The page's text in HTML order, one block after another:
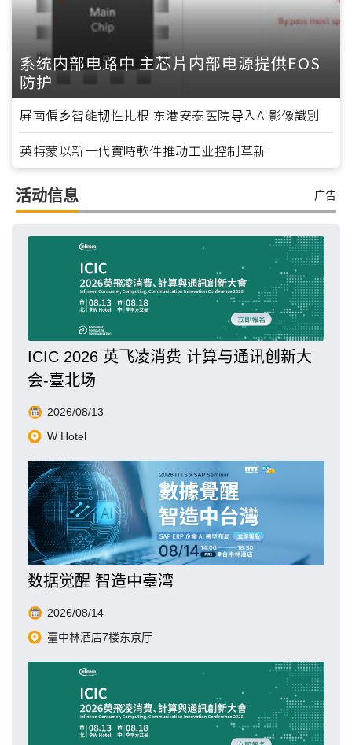
系统内部电路中 主芯片内部电源提供EOS
防护
屏南偏乡智能韧性扎根 东港安泰医院导入AI影像識別
英特蒙以新一代實時軟件推动工业控制革新
活动信息 广告
ICIC 2026 英飞凌消费 计算与通讯创新大
会-臺北场
2026/08/13
W Hotel
数据觉醒 智造中臺湾
2026/08/14
臺中林酒店7楼东京厅